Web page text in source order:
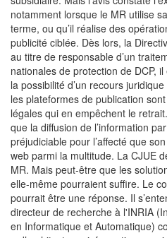
notamment lorsque le MR utilise
terme, ou qu’il réalise des
publicité ciblée. Dès lors, la
au titre de responsable d’un
nationales de protection de DCP,
la possibilité d’un recours
les plateformes de publication
légales qui en empêchent le
que la diffusion de l’information
préjudiciable pour l’affecté que
web parmi la multitude. La CJUE
MR. Mais peut-être que les
elle-même pourraient suffire. Le
pourrait être une réponse. Il
directeur de recherche à l'INRIA
en Informatique et Automatique)